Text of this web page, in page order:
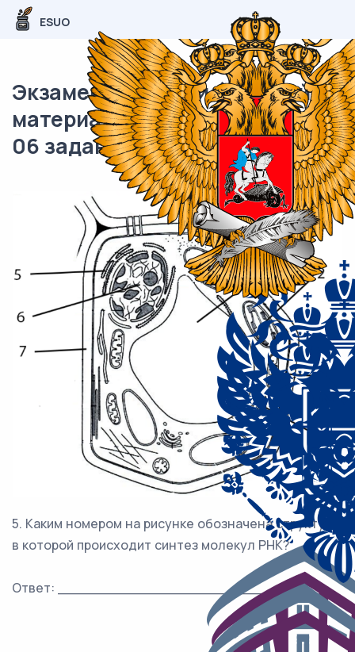
ESUO
Экзаменационный (типовой)
материал ЕГЭ / Биология / 05-
06 задание (24) / 58
5. Каким номером на рисунке обозначена структура,
в которой происходит синтез молекул РНК?
Ответ: ___________________________.